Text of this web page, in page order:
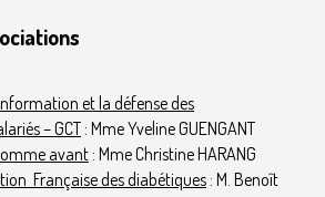
et la défense des
– GCT : Mme Yveline GUENGANT
avant : Mme Christine HARANG
Française des diabétiques : M. Benoît